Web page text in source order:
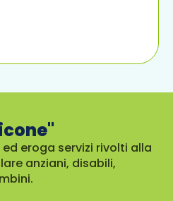
eroga servizi rivolti alla
anziani, disabili,